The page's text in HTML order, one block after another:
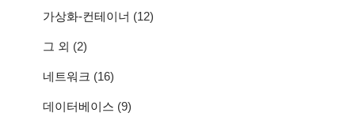
가상화-컨테이너 (12)
그 외 (2)
네트워크 (16)
데이터베이스 (9)